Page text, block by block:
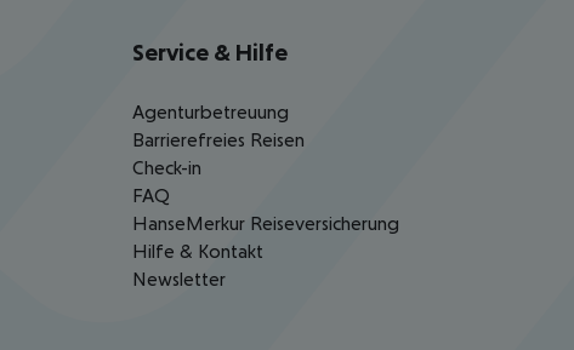
Service & Hilfe
Agenturbetreuung
Barrierefreies Reisen
Check-in
FAQ
HanseMerkur Reiseversicherung
Hilfe & Kontakt
Newsletter